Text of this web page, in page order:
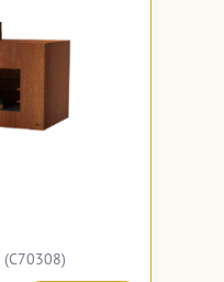
(C70308)